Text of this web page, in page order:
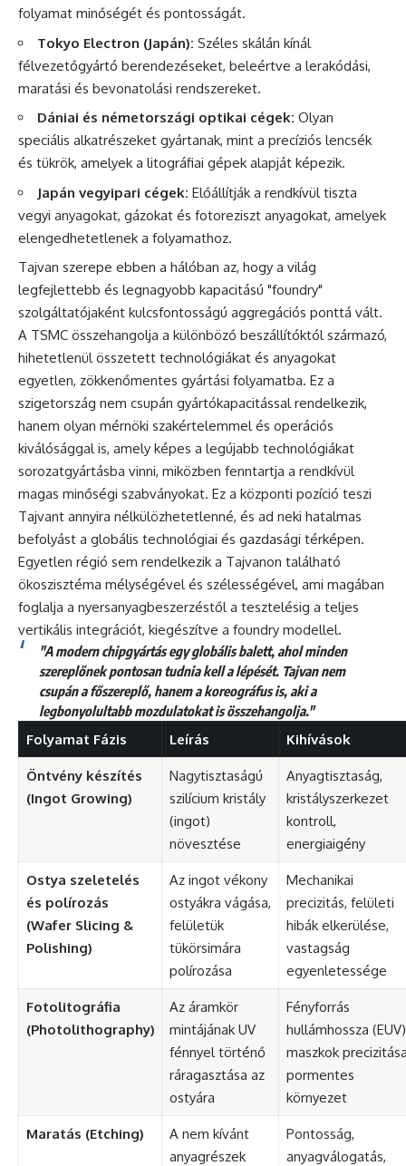
folyamat minőségét és pontosságát.
Tokyo Electron (Japán): Széles skálán kínál
félvezetőgyártó berendezéseket, beleértve a lerakódási,
maratási és bevonatolási rendszereket.
Dániai és németországi optikai cégek: Olyan
speciális alkatrészeket gyártanak, mint a precíziós lencsék
és tükrök, amelyek a litográfiai gépek alapját képezik.
Japán vegyipari cégek: Előállítják a rendkívül tiszta
vegyi anyagokat, gázokat és fotoreziszt anyagokat, amelyek
elengedhetetlenek a folyamathoz.
Tajvan szerepe ebben a hálóban az, hogy a világ
legfejlettebb és legnagyobb kapacitású "foundry"
szolgáltatójaként kulcsfontosságú aggregációs ponttá vált.
A TSMC összehangolja a különböző beszállítóktól származó,
hihetetlenül összetett technológiákat és anyagokat
egyetlen, zökkenőmentes gyártási folyamatba. Ez a
szigetország nem csupán gyártókapacitással rendelkezik,
hanem olyan mérnöki szakértelemmel és operációs
kiválósággal is, amely képes a legújabb technológiákat
sorozatgyártásba vinni, miközben fenntartja a rendkívül
magas minőségi szabványokat. Ez a központi pozíció teszi
Tajvant annyira nélkülözhetetlenné, és ad neki hatalmas
befolyást a globális technológiai és gazdasági térképen.
Egyetlen régió sem rendelkezik a Tajvanon található
ökoszisztéma mélységével és szélességével, ami magában
foglalja a nyersanyagbeszerzéstől a tesztelésig a teljes
vertikális integrációt, kiegészítve a foundry modellel.
"A modern chipgyártás egy globális balett, ahol minden
szereplőnek pontosan tudnia kell a lépését. Tajvan nem
csupán a főszereplő, hanem a koreográfus is, aki a
legbonyolultabb mozdulatokat is összehangolja."
Folyamat Fázis Leírás Kihívások
Öntvény készítés
(Ingot Growing)
Nagytisztaságú
szilícium kristály
(ingot)
növesztése
Anyagtisztaság,
kristályszerkezet
kontroll,
energiaigény
Ostya szeletelés
és polírozás
(Wafer Slicing &
Polishing)
Az ingot vékony
ostyákra vágása,
felületük
tükörsimára
polírozása
Mechanikai
precizitás, felületi
hibák elkerülése,
vastagság
egyenletessége
Fotolitográfia
(Photolithography)
Az áramkör
mintájának UV
fénnyel történő
ráragasztása az
ostyára
Fényforrás
hullámhossza
maszkok
pormentes
környezet
Maratás (Etching)
A nem kívánt
anyagrészek
Pontosság,
anyagválogatás,